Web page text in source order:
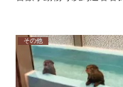
その他